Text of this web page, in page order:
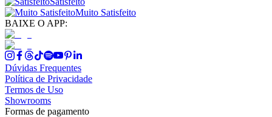
Muito Satisfeito
BAIXE O APP:
Dúvidas Frequentes
Política de Privacidade
Termos de Uso
Showrooms
Formas de pagamento